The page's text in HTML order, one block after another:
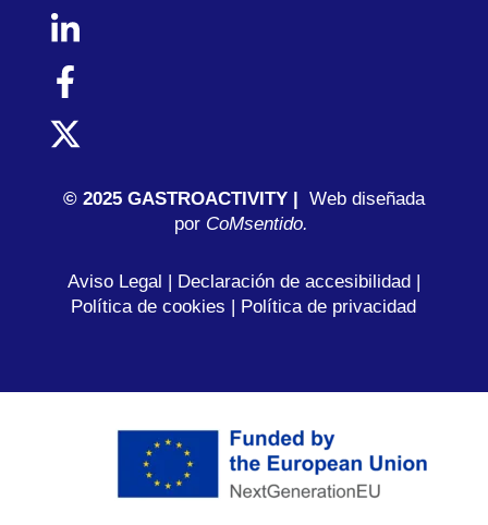
© 2025 GASTROACTIVITY | Web diseñada
porCoMsentido.
Aviso Legal | Declaración de accesibilidad|
Política de cookies | Política de privacidad